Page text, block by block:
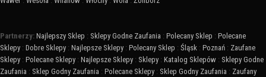
Partnerzy: Najlepszy Sklep : Sklepy Godne Zaufania : Polecany Sklep : Polecane
Sklepy : Dobre Sklepy : Najlepsze Sklepy : Polecany Sklep : Śląsk : Poznań : Zaufane
Sklepy : Polecane Sklepy : Najlepsze Sklepy : Sklepy : Katalog Sklepów : Sklepy Godne
Zaufania : Sklep Godny Zaufania : Polecane Sklepy : Sklep Godny Zaufania : Zaufany